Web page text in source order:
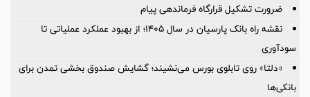
ضرورت تشكیل قرارگاه فرماندهی پیام
نقشه راه بانک پارسیان در سال ۱۴۰۵؛ از بهبود عملکرد عملیاتی تا
سودآوری
«دلتا» روی تابلوی بورس می‌نشیند؛ گشایش صندوق بخشی تمدن برای
بانکی‌ها